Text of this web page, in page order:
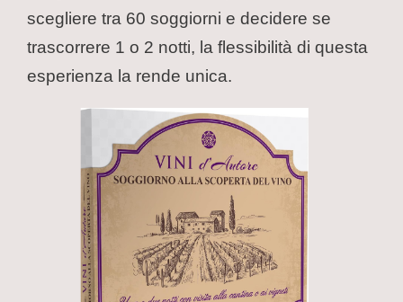
scegliere tra 60 soggiorni e decidere se
trascorrere 1 o 2 notti, la flessibilità di questa
esperienza la rende unica.